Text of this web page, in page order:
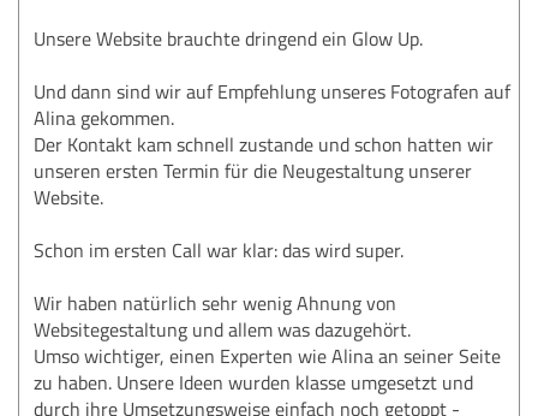
Unsere Website brauchte dringend ein Glow Up.
Und dann sind wir auf Empfehlung unseres Fotografen auf
Alina gekommen.
Der Kontakt kam schnell zustande und schon hatten wir
unseren ersten Termin für die Neugestaltung unserer
Website.
Schon im ersten Call war klar: das wird super.
Wir haben natürlich sehr wenig Ahnung von
Websitegestaltung und allem was dazugehört.
Umso wichtiger, einen Experten wie Alina an seiner Seite
zu haben. Unsere Ideen wurden klasse umgesetzt und
durch ihre Umsetzungsweise einfach noch getoppt -